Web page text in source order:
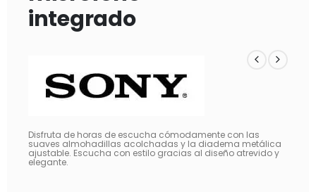
integrado
Disfruta de horas de escucha cómodamente con las
suaves almohadillas acolchadas y la diadema metálica
ajustable. Escucha con estilo gracias al diseño atrevido y
elegante.